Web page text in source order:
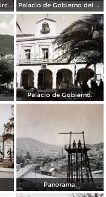
Mercado Barreteros ( Circulada el 24 de Marzo de 1963 ). Palacio de Gobierno del Estado de Hidalgo
Palacio de Gobierno.
Panorama.